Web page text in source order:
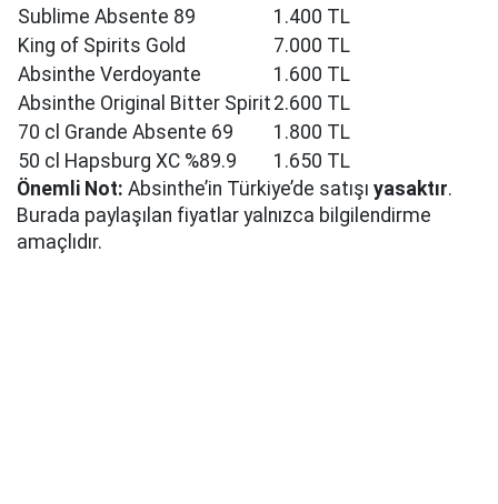
Sublime Absente 89
1.400 TL
King of Spirits Gold
7.000 TL
Absinthe Verdoyante
1.600 TL
Absinthe Original Bitter Spirit 2.600 TL
70 cl Grande Absente 69
1.800 TL
50 cl Hapsburg XC %89.9
1.650 TL
Önemli Not: Absinthe’in Türkiye’de satışı yasaktır.
Burada paylaşılan fiyatlar yalnızca bilgilendirme
amaçlıdır.